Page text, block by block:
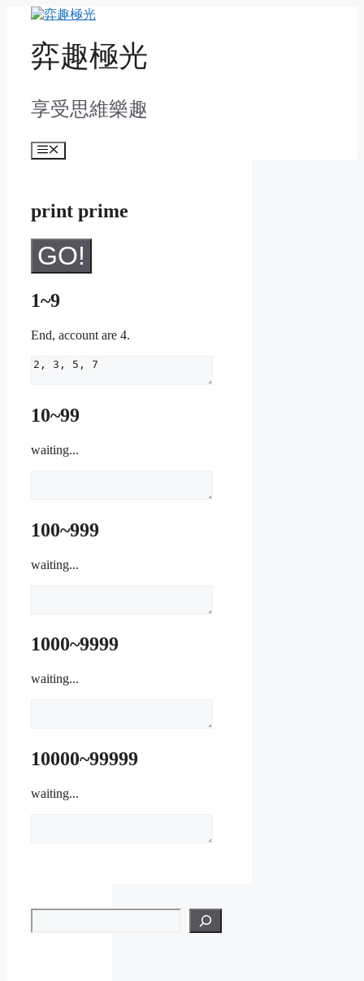
content弈趣極光
享受思維樂趣
Menu
print prime
GO!
1~9
End, account are 4.
10~99
waiting...
100~999
waiting...
1000~9999
waiting...
10000~99999
waiting...